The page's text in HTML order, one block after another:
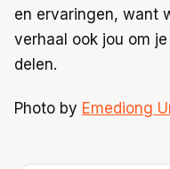
en ervaringen, want
verhaal ook jou om
delen.
Photo by Emediong